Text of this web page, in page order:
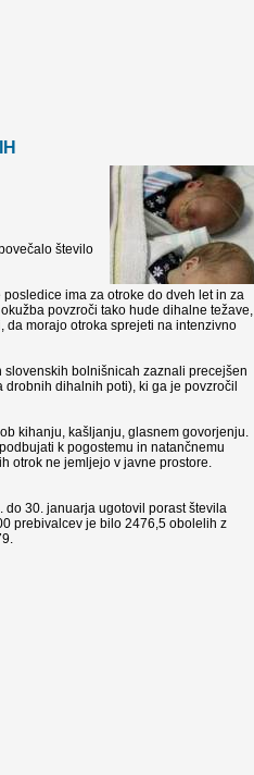
število
ima za otroke do dveh let in za
povzroči tako hude dihalne težave,
morajo otroka sprejeti na intenzivno
bolnišnicah zaznali precejšen
dihalnih poti), ki ga je povzročil
kihanju, kašljanju, glasnem govorjenju.
k pogostemu in natančnemu
otrok ne jemljejo v javne prostore.
do 30. januarja ugotovil porast števila
prebivalcev je bilo 2476,5 obolelih z